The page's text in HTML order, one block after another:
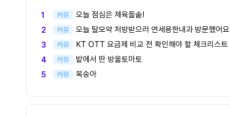
1 커뮤 오늘 점심은 제육돌솥!
2 커뮤 오늘 탈모약 처방받으러 연세용한내과 방문했어요
3 커뮤 KT OTT 요금제 비교 전 확인해야 할 체크리스트
4 커뮤 밭에서 딴 방울토마토
5 커뮤 복숭아